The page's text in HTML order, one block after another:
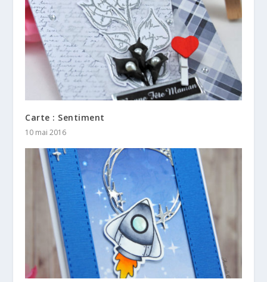
Carte : Sentiment
10 mai 2016